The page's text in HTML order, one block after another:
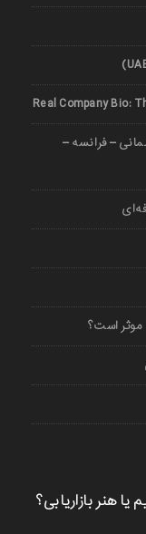
Real Company Bio:
(انگلیسی – آلمانی – فرانسه –
موثر است؟
یا هنر بازاریابی؟